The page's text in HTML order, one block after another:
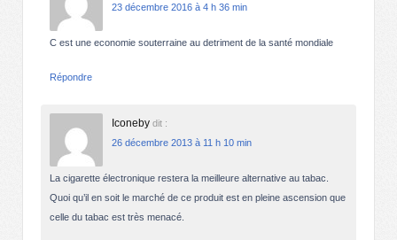
23 décembre 2016 à 4 h 36 min
C est une economie souterraine au detriment de la santé mondiale
Répondre
Iconeby dit :
26 décembre 2013 à 11 h 10 min
La cigarette électronique restera la meilleure alternative au tabac.
Quoi qu’il en soit le marché de ce produit est en pleine ascension que
celle du tabac est très menacé.